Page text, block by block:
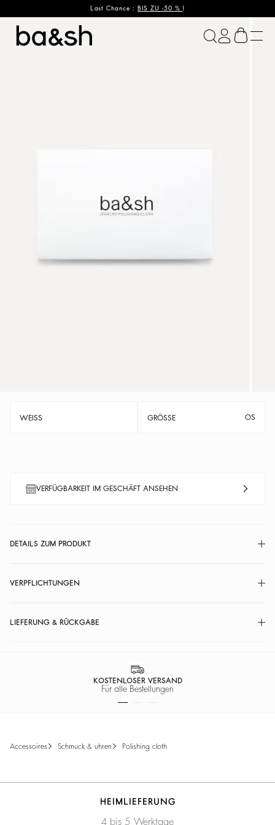
Last Chance : BIS ZU -50 % !
ba&sh
WEISS GRÖSSE OS
VERFÜGBARKEIT IM GESCHÄFT ANSEHEN
DETAILS ZUM PRODUKT
VERPFLICHTUNGEN
LIEFERUNG & RÜCKGABE
KOSTENLOSER VERSAND
Für alle Bestellungen
accessoires schmuck & uhren polishing cloth
HEIMLIEFERUNG
4 bis 5 Werktage